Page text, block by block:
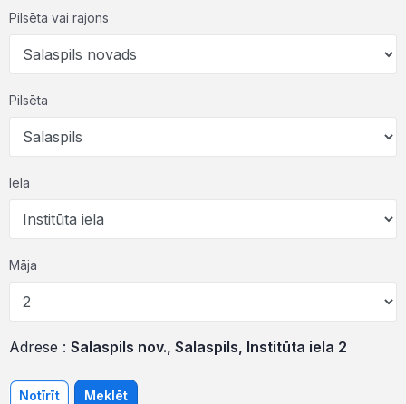
Pilsēta vai rajons
Pilsēta
Iela
Māja
Adrese : Salaspils nov., Salaspils, Institūta iela 2
Notīrīt Meklēt